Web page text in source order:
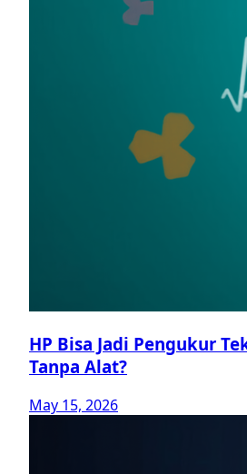
HP Bisa Jadi Pengukur
Tanpa Alat?
May 15, 2026